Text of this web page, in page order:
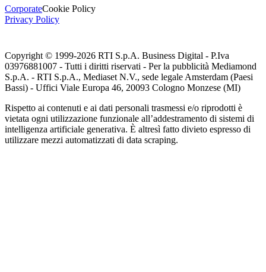
CorporateCookie Policy
Privacy Policy
Copyright © 1999-2026 RTI S.p.A. Business Digital - P.Iva
03976881007 - Tutti i diritti riservati - Per la pubblicità Mediamond
S.p.A. - RTI S.p.A., Mediaset N.V., sede legale Amsterdam (Paesi
Bassi) - Uffici Viale Europa 46, 20093 Cologno Monzese (MI)
Rispetto ai contenuti e ai dati personali trasmessi e/o riprodotti è
vietata ogni utilizzazione funzionale all’addestramento di sistemi di
intelligenza artificiale generativa. È altresì fatto divieto espresso di
utilizzare mezzi automatizzati di data scraping.